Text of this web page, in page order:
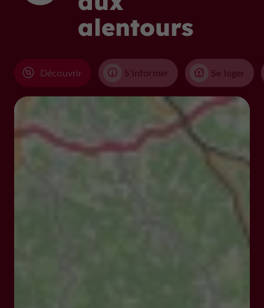
alentours
Découvrir S'informer Se loger